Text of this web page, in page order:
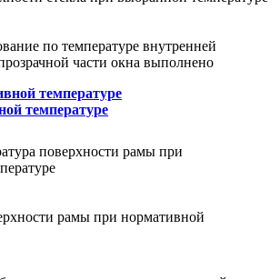
по температуре внутренней
части окна выполнено
температуре
температуре
поверхности рамы при
рамы при нормативной